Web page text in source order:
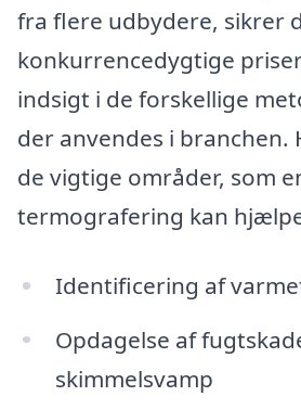
fra flere udbydere, sikrer
konkurrencedygtige
indsigt i de forskellige
der anvendes i branchen.
de vigtige områder, som
termografering kan
Identificering af
Opdagelse af
skimmelsvamp